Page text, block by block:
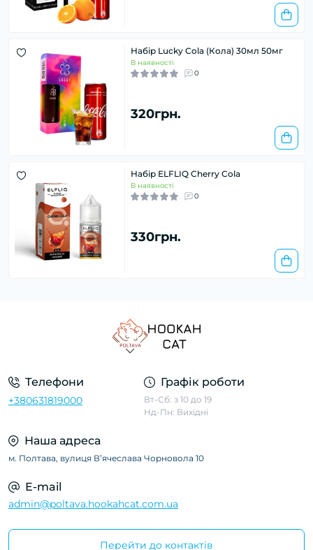
Набір Lucky Cola (Кола) 30мл 50мг
В наявності
0
320грн.
Набір ELFLIQ Cherry Cola
В наявності
0
330грн.
Телефони
+380631819000
Графік роботи
Вт-Сб: з 10 до 19
Нд-Пн: Вихідні
Наша адреса
м. Полтава, вулиця Вʼячеслава Чорновола 10
E-mail
admin@poltava.hookahcat.com.ua
Перейти до контактів